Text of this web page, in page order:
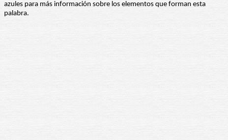
azules para más información sobre los elementos que forman esta
palabra.